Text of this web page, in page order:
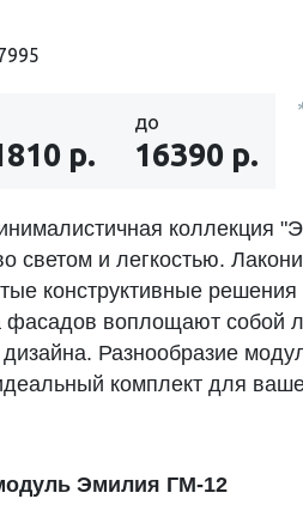
р.
до
16390 р.
коллекция
светом и легкостью.
конструктивные решения
фасадов воплощают собой
Разнообразие
комплект для
Эмилия ГМ-12